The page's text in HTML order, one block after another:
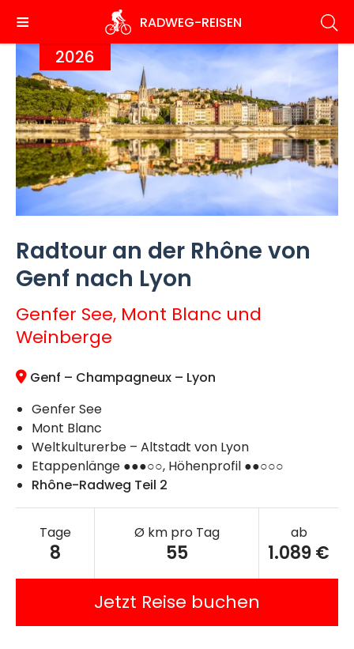
zum
Inhalt
RADWEG-REISEN
2026
Radtour an der Rhône von
Genf nach Lyon
Genfer See, Mont Blanc und
Weinberge
Genf – Champagneux – Lyon
Genfer See
Mont Blanc
Weltkulturerbe – Altstadt von Lyon
Etappenlänge ●●●○○, Höhenprofil ●●○○○
Rhône-Radweg Teil 2
Tage
8
Ø km pro Tag
55
ab
1.089 €
Jetzt Reise buchen